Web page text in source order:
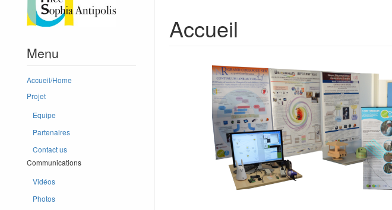
Menu
Accueil/Home
Projet
Equipe
Partenaires
Contact us
Communications
Vidéos
Photos
Accueil